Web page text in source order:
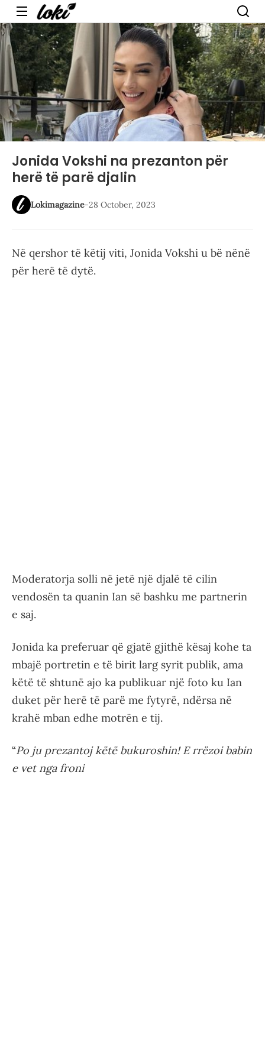
Menu
Jonida Vokshi na prezanton për
herë të parë djalin
Lokimagazine-28 October, 2023
Në qershor të këtij viti, Jonida Vokshi u bë nënë
për herë të dytë.
Moderatorja solli në jetë një djalë të cilin
vendosën ta quanin Ian së bashku me partnerin
e saj.
Jonida ka preferuar që gjatë gjithë kësaj kohe ta
mbajë portretin e të birit larg syrit publik, ama
këtë të shtunë ajo ka publikuar një foto ku Ian
duket për herë të parë me fytyrë, ndërsa në
krahë mban edhe motrën e tij.
“Po ju prezantoj këtë bukuroshin! E rrëzoi babin
e vet nga froni